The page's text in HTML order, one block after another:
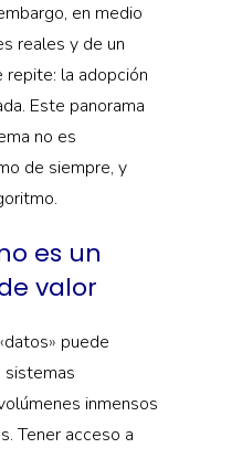
en medio
reales y de un
repite: la adopción
Este panorama
no es
de siempre, y
es un
valor
datos» puede
sistemas
inmensos
Tener acceso a